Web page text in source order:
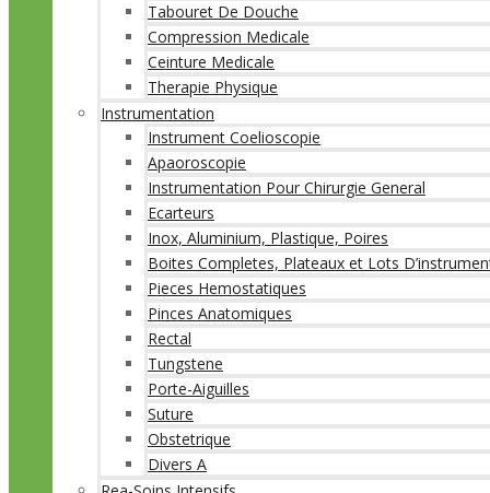
Tabouret De Douche
Compression Medicale
Ceinture Medicale
Therapie Physique
Instrumentation
Instrument Coelioscopie
Apaoroscopie
Instrumentation Pour Chirurgie General
Ecarteurs
Inox, Aluminium, Plastique, Poires
Boites Completes, Plateaux et Lots
Pieces Hemostatiques
Pinces Anatomiques
Rectal
Tungstene
Porte-Aiguilles
Suture
Obstetrique
Divers A